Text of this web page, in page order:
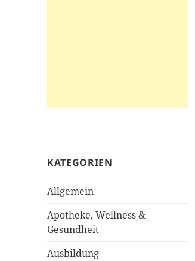
KATEGORIEN
Allgemein
Apotheke, Wellness &
Gesundheit
Ausbildung